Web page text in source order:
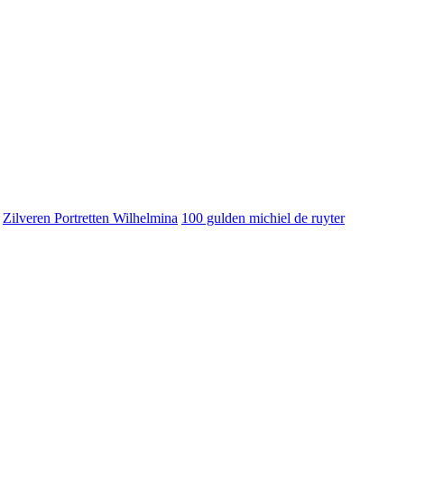
Zilveren Portretten Wilhelmina 100 gulden michiel de ruyter